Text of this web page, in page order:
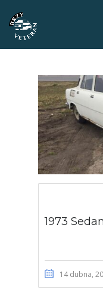
1973
14 dubna,